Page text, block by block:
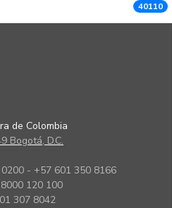
40110
de Colombia
Bogotá, D.C.
- +57 601 350 8166
120 100
307 8042